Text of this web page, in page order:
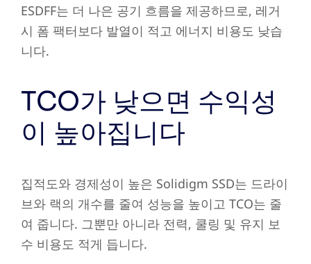
ESDFF는 더 나은 공기 흐름을 제공하므로, 레거
시 폼 팩터보다 발열이 적고 에너지 비용도 낮습
니다.
TCO가 낮으면 수익성
이 높아집니다
집적도와 경제성이 높은 Solidigm SSD는 드라이
브와 랙의 개수를 줄여 성능을 높이고 TCO는 줄
여 줍니다. 그뿐만 아니라 전력, 쿨링 및 유지 보
수 비용도 적게 듭니다.